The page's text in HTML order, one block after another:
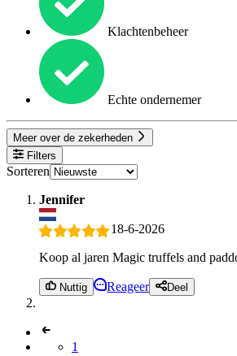
Klachtenbeheer
Echte ondernemer
Meer over de zekerheden
Filters
Sorteren
Jennifer
18-6-2026
Koop al jaren Magic truffels and
Nuttig Reageer Deel
1